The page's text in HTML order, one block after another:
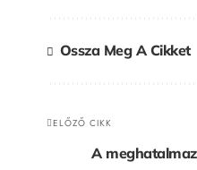
Ossza Meg A Cikket
ELŐZŐ CIKK
A